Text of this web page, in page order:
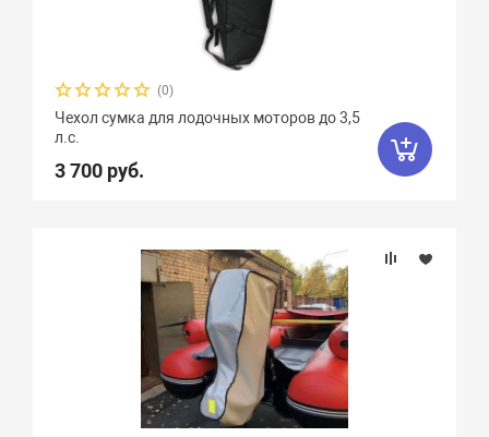
(0)
Чехол сумка для лодочных моторов до 3,5
л.с.
3 700 руб.